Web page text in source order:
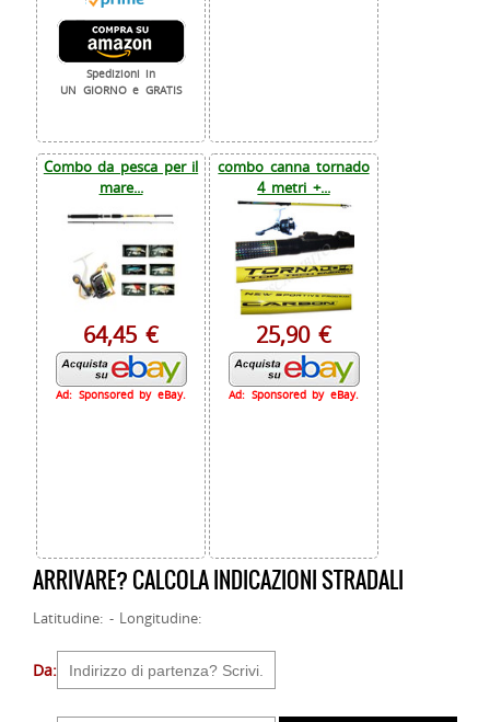
Spedizioni in
UN GIORNO e GRATIS
Combo da pesca per il
mare...
64,45 €
Ad: Sponsored by eBay.
combo canna tornado
4 metri +...
25,90 €
Ad: Sponsored by eBay.
ARRIVARE? CALCOLA INDICAZIONI STRADALI
Latitudine: - Longitudine:
Da: